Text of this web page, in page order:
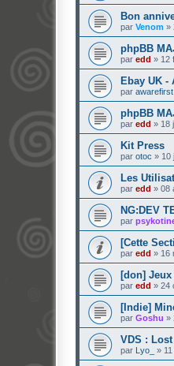
Bon
par Venom »
phpBB
par edd » 12
Ebay UK -
par awarefirst
phpBB
par edd » 18
Kit Press
par otoc » 10
Les
par edd » 08
NG:DEV
par
[Cette
par edd » 16
[don] Jeux
par edd » 24
[Indie]
par Goshu »
VDS :
par Lyo_ »